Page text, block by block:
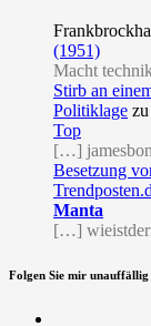
(1951)
Macht
Stirb an
Politiklage zu
Top
[…]
Besetzung
Manta
[…]
Folgen Sie mir unauffällig